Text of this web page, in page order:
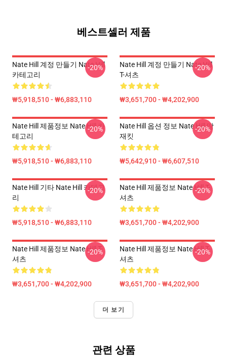
베스트셀러 제품
Nate Hill 계정 만들기 Nate Hill
카테고리
₩5,918,510 - ₩6,883,110
-20%
Nate Hill 계정 만들기 Nate Hill
T-셔츠
₩3,651,700 - ₩4,202,900
-20%
Nate Hill 제품정보 Nate Hill 카
테고리
₩5,918,510 - ₩6,883,110
-20%
Nate Hill 옵션 정보 Nate Hill 땀
재킷
₩5,642,910 - ₩6,607,510
-20%
Nate Hill 기타 Nate Hill 카테고
리
₩5,918,510 - ₩6,883,110
-20%
Nate Hill 제품정보 Nate Hill T-
셔츠
₩3,651,700 - ₩4,202,900
-20%
Nate Hill 제품정보 Nate Hill T-
셔츠
₩3,651,700 - ₩4,202,900
-20%
Nate Hill 제품정보 Nate Hill T-
셔츠
₩3,651,700 - ₩4,202,900
-20%
더 보기
관련 상품